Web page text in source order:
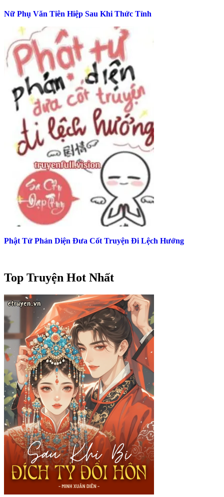
Nữ Phụ Văn Tiên Hiệp Sau Khi Thức Tỉnh
Phật Tử Phản Diện Đưa Cốt Truyện Đi Lệch Hướng
Top Truyện Hot Nhất